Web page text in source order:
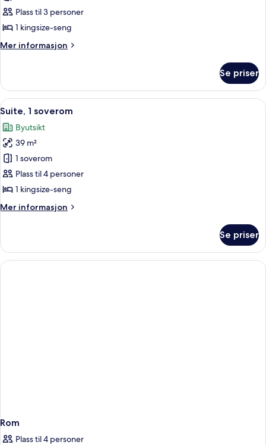
–
superior,
kingsize-
Plass til 3 personer
1 kingsize-seng
Mer informasjon
Mer
–
superior,
1
seng
Se priser
Åpne
alle
bildene
av
Suite,
1
soverom
Suite, 1 soverom | Safe på rommet,
11
Suite, 1 soverom
Byutsikt
39 m²
1 soverom
Plass til 4 personer
1 kingsize-seng
Mer informasjon
Mer
1
soverom
Se priser
Rom
Plass til 4 personer